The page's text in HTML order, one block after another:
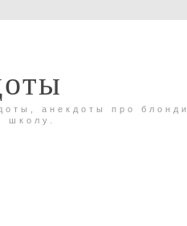
анекдоты про
школу.